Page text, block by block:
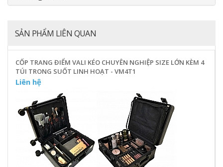
SẢN PHẨM LIÊN QUAN
CỐP TRANG ĐIỂM VALI KÉO CHUYÊN NGHIỆP SIZE LỚN KÈM 4
TÚI TRONG SUỐT LINH HOẠT - VM4T1
Liên hệ